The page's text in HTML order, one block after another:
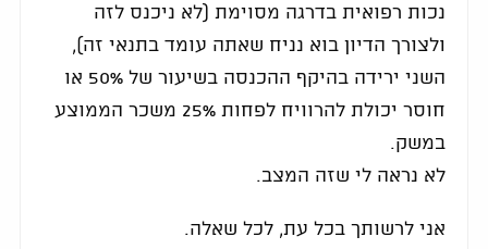
נכות רפואית בדרגה מסוימת (לא ניכנס לזה
ולצורך הדיון בוא נניח שאתה עומד בתנאי זה),
השני ירידה בהיקף ההכנסה בשיעור של 50% או
חוסר יכולת להרוויח לפחות 25% משכר הממוצע
במשק.
לא נראה לי שזה המצב.
אני לרשותך בכל עת, לכל שאלה.